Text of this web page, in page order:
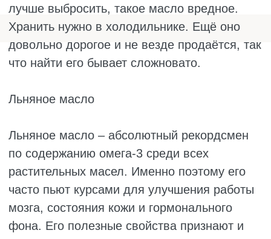
Тыквенное масло легко узнать по внешнему
виду – оно тёмно-зелёное, почти чёрное, с
ярким вкусом семечек. Его ценят за высокое
содержание цинка, который полезен для
кожи. В нём много витаминов А и Е, которые
работают как природные защитники клеток.